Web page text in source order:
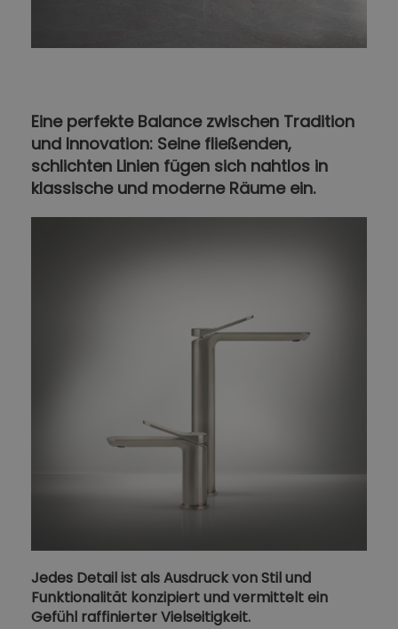
Eine perfekte Balance zwischen Tradition
und Innovation: Seine fließenden,
schlichten Linien fügen sich nahtlos in
klassische und moderne Räume ein.
Jedes Detail ist als Ausdruck von Stil und
Funktionalität konzipiert und vermittelt ein
Gefühl raffinierter Vielseitigkeit.